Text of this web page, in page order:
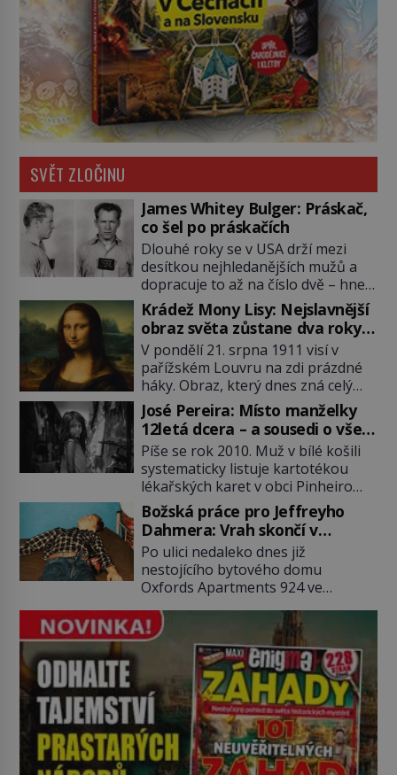
SVĚT ZLOČINU
James Whitey Bulger: Práskač,
co šel po práskačích
Dlouhé roky se v USA drží mezi
desítkou nejhledanějších mužů a
dopracuje to až na číslo dvě – hned
po Usámovi bin Ládinovi (1957–
2011). To je James „Whitey“ Bulger
(1929–2018) viněný ze spoluúčasti
na 19 vraždách, vydírání a lichvy. A
samozřejmě, krom toho je ještě
drogový dealer, který neváhá
odstranit z cesty všechny práskače,
zatímco […]
Krádež Mony Lisy: Nejslavnější
obraz světa zůstane dva roky
nezvěstný
V pondělí 21. srpna 1911 visí v
pařížském Louvru na zdi prázdné
háky. Obraz, který dnes zná celý
svět, je pryč. Zpočátku si nikdo
nemyslí, že jde o krádež.
Zaměstnanci jsou přesvědčeni, že
Mona Lisa je jen v restaurátorské
dílně nebo u fotografa. Když se
ukáže pravda, propukne jeden z
největších honů na zloděje v […]
José Pereira: Místo manželky
12letá dcera – a sousedi o všem
vědí!
Píše se rok 2010. Muž v bílé košili
systematicky listuje kartotékou
lékařských karet v obci Pinheiro
ležící asi 20 kilometrů od farmy s
podivínským majitelem. Něco tu
nesedí. Ledaže… Ledaže by ta
mladá dívka z farmy byla ne
manželkou, ale dcerou – a všechny
ty děti byly zplozené v incestu. Na
sociálním odboru jednoho z […]
Božská práce pro Jeffreyho
Dahmera: Vrah skončí v
tratolišti krve ve vězeňských
umývárnách
Po ulici nedaleko dnes již
nestojícího bytového domu
Oxfords Apartments 924 ve
potácí zcela zmatený 14letý
Konerak Sinthasomphone. Když ho
zastaví policejní hlídka, ochable jí
nadiktuje adresu „jeho kamaráda“.
Strážníci ho dopraví zpět do
udaného bytu. Oním „kamarádem“
je ovšem jeden z nejslavnějších
vrahů, Jeffrey Dahmer (1960–1994).
Je 27. května 1991. […]